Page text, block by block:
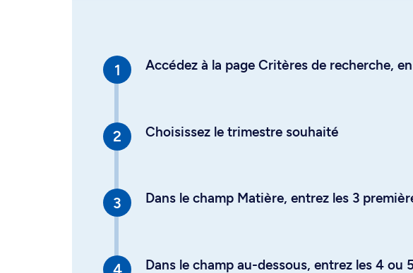
Accédez à la page Critères de recherche,
Choisissez le trimestre souhaité
Dans le champ Matière, entrez les 3
Dans le champ au-dessous, entrez les 4 ou